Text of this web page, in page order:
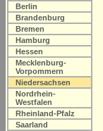
Berlin
Brandenburg
Bremen
Hamburg
Hessen
Mecklenburg-
Vorpommern
Niedersachsen
Nordrhein-
Westfalen
Rheinland-Pfalz
Saarland